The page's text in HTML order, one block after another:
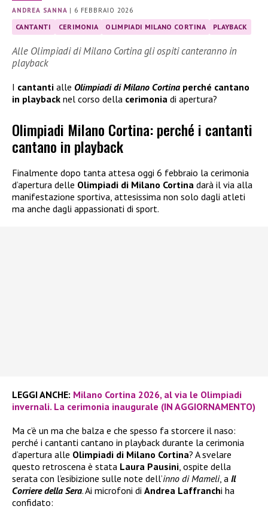
ANDREA SANNA | 6 FEBBRAIO 2026
CANTANTI CERIMONIA OLIMPIADI MILANO CORTINA PLAYBACK
Alle Olimpiadi di Milano Cortina gli ospiti canteranno in
playback
I cantanti alle Olimpiadi di Milano Cortina perché cantano
in playback nel corso della cerimonia di apertura?
Olimpiadi Milano Cortina: perché i cantanti
cantano in playback
Finalmente dopo tanta attesa oggi 6 febbraio la cerimonia
d’apertura delle Olimpiadi di Milano Cortina darà il via alla
manifestazione sportiva, attesissima non solo dagli atleti
ma anche dagli appassionati di sport.
LEGGI ANCHE: Milano Cortina 2026, al via le Olimpiadi
invernali. La cerimonia inaugurale (IN AGGIORNAMENTO)
Ma c’è un ma che balza e che spesso fa storcere il naso:
perché i cantanti cantano in playback durante la cerimonia
d’apertura alle Olimpiadi di Milano Cortina? A svelare
questo retroscena è stata Laura Pausini , ospite della
serata con l’esibizione sulle note dell’inno di Mameli, a Il
Corriere della Sera. Ai microfoni di Andrea Laffranchi ha
confidato: